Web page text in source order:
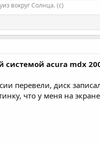
вокруг Солнца. (с)
системой acura mdx
перевели, диск
что у меня на